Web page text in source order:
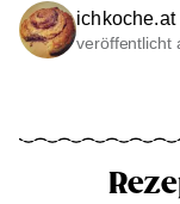
ichkoche.at
veröffentlicht